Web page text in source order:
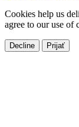
Cookies help us
agree to our use of
Decline Prijať